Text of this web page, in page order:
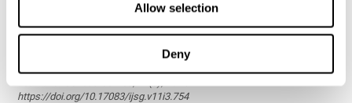
Allow selection
Deny
Impact d'un entraînement cognitif sur la lecture
des enfants de 6 ans
Reina-Reina, C., Antón, E., & Duñabeitia, J. A. (2024). Impact of a
https://doi.org/10.17083/ijsg.v11i3.754